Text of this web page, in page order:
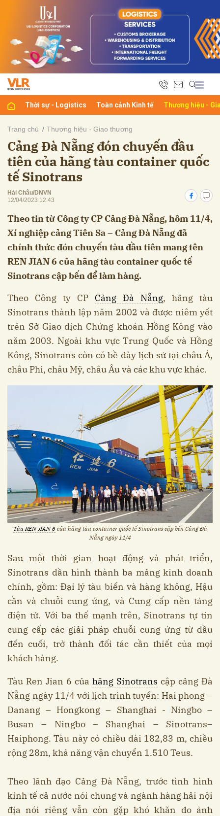
Thời sự - Logistics Toàn cảnh Kinh tế Thương hiệu -
Trang chủ Thương hiệu - Giao thương
Cảng Đà Nẵng đón chuyến đầu
tiên của hãng tàu container quốc
tế Sinotrans
Hải Châu/DNVN
12/04/2023 12:43
Theo tin từ Công ty CP Cảng Đà Nẵng, hôm 11/4,
Xí nghiệp cảng Tiên Sa – Cảng Đà Nẵng đã
chính thức đón chuyến tàu đầu tiên mang tên
REN JIAN 6 của hãng tàu container quốc tế
Sinotrans cập bến để làm hàng.
Theo Công ty CP Cảng Đà Nẵng, hãng tàu
Sinotrans thành lập năm 2002 và được niêm yết
trên Sở Giao dịch Chứng khoán Hồng Kông vào
năm 2003. Ngoài khu vực Trung Quốc và Hồng
Kông, Sinotrans còn có bề dày lịch sử tại châu Á,
châu Phi, châu Mỹ, châu Âu và các khu vực khác.
Tàu REN JIAN 6của hãng tàu container quốc tế Sinotrans cập bến Cảng Đà
Nẵng ngày 11/4
Sau một thời gian hoạt động và phát triển,
Sinotrans dần hình thành ba mảng kinh doanh
chính, gồm: Đại lý tàu biển và hàng không, Hậu
cần và chuỗi cung ứng, và Cung cấp nền tảng
điện tử. Với ba thế mạnh trên, Sinotrans tự tin
cung cấp các giải pháp chuỗi cung ứng từ đầu
đến cuối, trở thành đối tác cần thiết của mọi
khách hàng.
Tàu Ren Jian 6 của hãng Sinotrans cập cảng Đà
Nẵng ngày 11/4 với lịch trình tuyến: Hai phong –
Danang – Hongkong – Shanghai - Ningbo –
Busan – Ningbo – Shanghai – Sinotrans–
Haiphong. Tàu này có chiều dài 182,83 m, chiều
rộng 28m, khả năng vận chuyển 1.510 Teus.
Theo lãnh đạo Cảng Đà Nẵng, trước tình hình
kinh tế cả nước nói chung và ngành hàng hải nội
địa nói riêng vẫn còn gặp khó khăn do ảnh
luận
Hủy